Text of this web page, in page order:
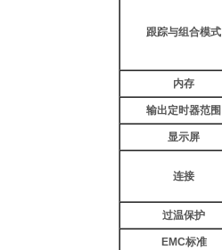
跟踪与组合模式
内存
输出定时器范围
显示屏
连接
过温保护
EMC标准